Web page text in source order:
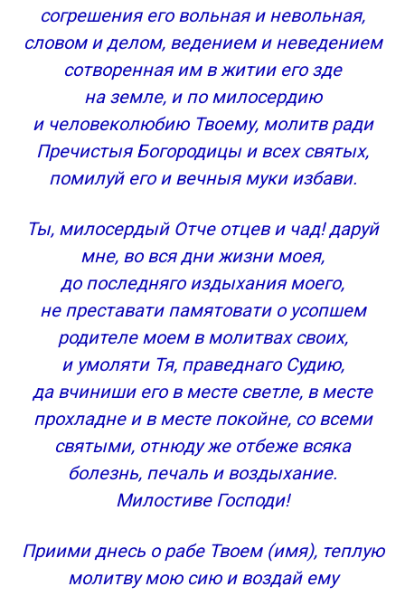
согрешения его вольная и невольная,
словом и делом, ведением и неведением
сотворенная им в житии его зде
на земле, и по милосердию
и человеколюбию Твоему, молитв ради
Пречистыя Богородицы и всех святых,
помилуй его и вечныя муки избави.
Ты, милосердый Отче отцев и чад! даруй
мне, во вся дни жизни моея,
до последняго издыхания моего,
не преставати памятовати о усопшем
родителе моем в молитвах своих,
и умоляти Тя, праведнаго Судию,
да вчиниши его в месте светле, в месте
прохладне и в месте покойне, со всеми
святыми, отнюду же отбеже всяка
болезнь, печаль и воздыхание.
Милостиве Господи!
Приими днесь о рабе Твоем (имя), теплую
молитву мою сию и воздай ему